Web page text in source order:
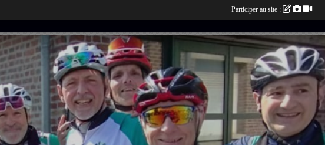
Participer au site :